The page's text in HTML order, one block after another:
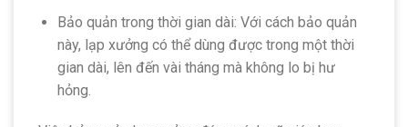
Bảo quản trong thời gian dài: Với cách bảo quản
này, lạp xưởng có thể dùng được trong một thời
gian dài, lên đến vài tháng mà không lo bị hư
hỏng.